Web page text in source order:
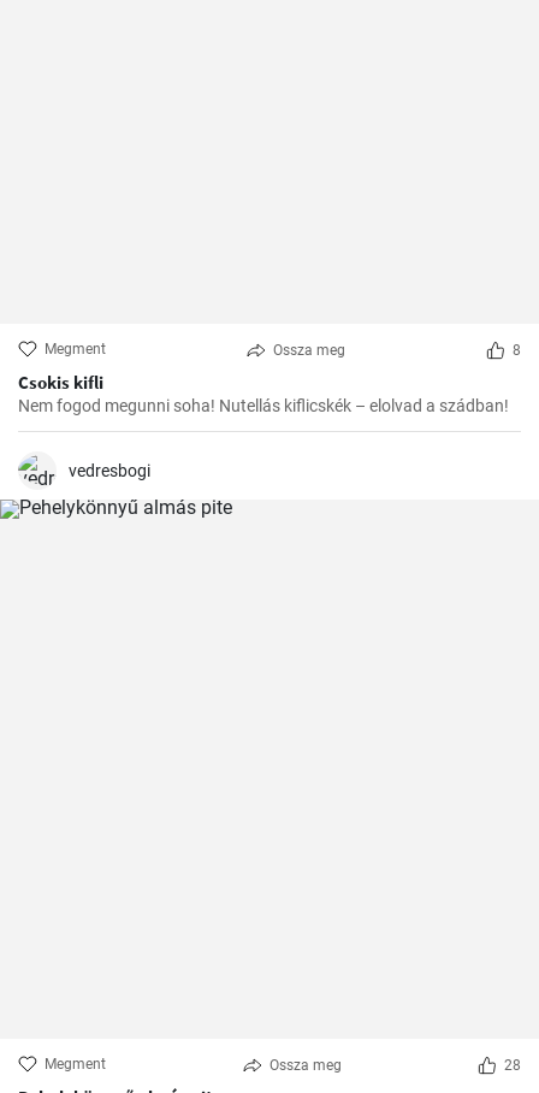
Megment Ossza meg 8
Csokis kifli
Nem fogod megunni soha! Nutellás kiflicskék – elolvad a szádban!
vedresbogi
Megment Ossza meg 28